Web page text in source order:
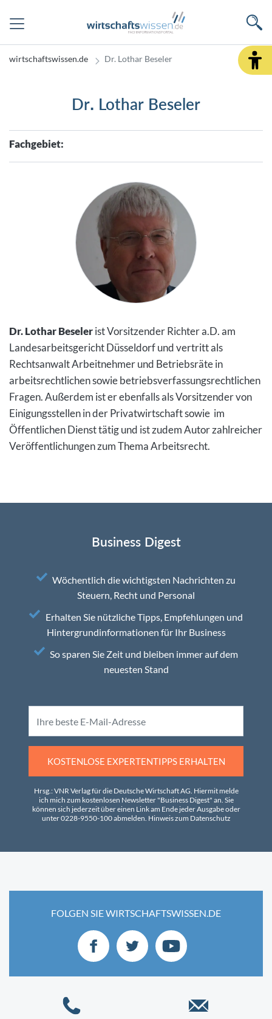
wirtschaftswissen.de Dr. Lothar Beseler
Dr. Lothar Beseler
Fachgebiet:
Dr. Lothar Beselerist Vorsitzender Richter a.D. am
Landesarbeitsgericht Düsseldorf und vertritt als
Rechtsanwalt Arbeitnehmer und Betriebsräte in
arbeitsrechtlichen sowie betriebsverfassungsrechtlichen
Fragen. Außerdem ist er ebenfalls als Vorsitzender von
Einigungsstellen in der Privatwirtschaft sowie im
Öffentlichen Dienst tätig und ist zudem Autor zahlreicher
Veröffentlichungen zum Thema Arbeitsrecht.
Business Digest
Wöchentlich die wichtigsten Nachrichten zu
Steuern, Recht und Personal
Erhalten Sie nützliche Tipps, Empfehlungen und
Hintergrundinformationen für Ihr Business
So sparen Sie Zeit und bleiben immer auf dem
neuesten Stand
KOSTENLOSE EXPERTENTIPPS ERHALTEN
Hrsg.: VNR Verlag für die Deutsche Wirtschaft AG. Hiermit melde
ich mich zum kostenlosen Newsletter "Business Digest" an. Sie
können sich jederzeit über einen Link am Ende jeder Ausgabe oder
unter 0228-9550-100 abmelden. Hinweis zum Datenschutz
FOLGEN SIE WIRTSCHAFTSWISSEN.DE